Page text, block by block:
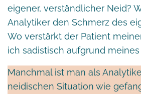
eigener, verständlicher Neid?
Analytiker den Schmerz des
Wo verstärkt der Patient
ich sadistisch aufgrund
Manchmal ist man als
neidischen Situation wie